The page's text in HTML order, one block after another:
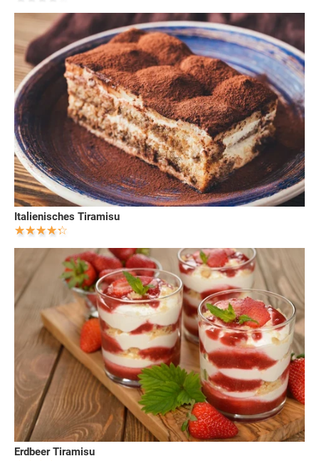
Italienisches Tiramisu
Erdbeer Tiramisu